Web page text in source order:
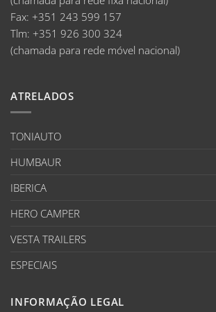
Fax: +351 243 599 157
Tlm: +351 926 300 324
(chamada para rede móvel nacional)
ATRELADOS
TONIAUTO
HUMBAUR
IBERICA
HERO CAMPER
VESTA TRAILERS
ESPECIAIS
INFORMAÇÃO LEGAL